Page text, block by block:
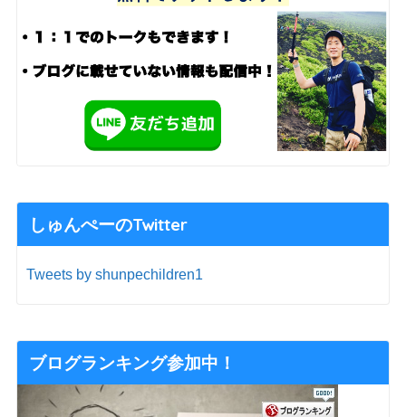
しゅんぺーのTwitter
Tweets by shunpechildren1
ブログランキング参加中！